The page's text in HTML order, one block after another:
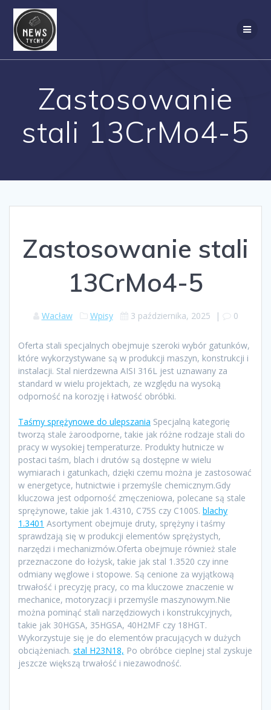
Zastosowanie
stali 13CrMo4-5
Zastosowanie stali
13CrMo4-5
Wacław Wpisy 3 października, 2025 | 0
Oferta stali specjalnych obejmuje szeroki wybór gatunków,
które wykorzystywane są w produkcji maszyn, konstrukcji i
instalacji. Stal nierdzewna AISI 316L jest uznawany za
standard w wielu projektach, ze względu na wysoką
odporność na korozję i łatwość obróbki.
Taśmy sprężynowe do ulepszania Specjalną kategorię
tworzą stale żaroodporne, takie jak różne rodzaje stali do
pracy w wysokiej temperaturze. Produkty hutnicze w
postaci taśm, blach i drutów są dostępne w wielu
wymiarach i gatunkach, dzięki czemu można je zastosować
w energetyce, hutnictwie i przemyśle chemicznym.Gdy
kluczowa jest odporność zmęczeniowa, polecane są stale
sprężynowe, takie jak 1.4310, C75S czy C100S. blachy
1.3401 Asortyment obejmuje druty, sprężyny i taśmy
sprawdzają się w produkcji elementów sprężystych,
narzędzi i mechanizmów.Oferta obejmuje również stale
przeznaczone do łożysk, takie jak stal 1.3520 czy inne
odmiany węglowe i stopowe. Są cenione za wyjątkową
trwałość i precyzję pracy, co ma kluczowe znaczenie w
mechanice, motoryzacji i przemyśle maszynowym.Nie
można pominąć stali narzędziowych i konstrukcyjnych,
takie jak 30HGSA, 35HGSA, 40H2MF czy 18HGT.
Wykorzystuje się je do elementów pracujących w dużych
obciążeniach. stal H23N18, Po obróbce cieplnej stal zyskuje
jeszcze większą trwałość i niezawodność.